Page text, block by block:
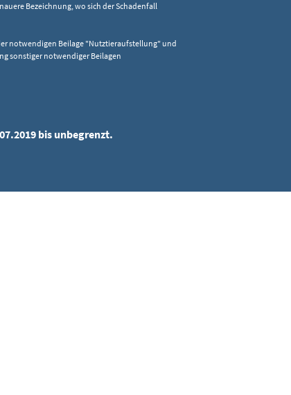
Bezeichnung, wo sich der Schadenfall
notwendigen Beilage "Nutztieraufstellung" und
sonstiger notwendiger Beilagen
bis unbegrenzt.